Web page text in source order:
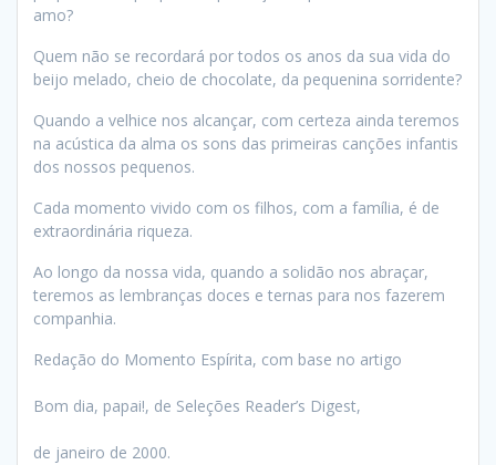
amo?
Quem não se recordará por todos os anos da sua vida do
beijo melado, cheio de chocolate, da pequenina sorridente?
Quando a velhice nos alcançar, com certeza ainda teremos
na acústica da alma os sons das primeiras canções infantis
dos nossos pequenos.
Cada momento vivido com os filhos, com a família, é de
extraordinária riqueza.
Ao longo da nossa vida, quando a solidão nos abraçar,
teremos as lembranças doces e ternas para nos fazerem
companhia.
Redação do Momento Espírita, com base no artigo
Bom dia, papai!, de Seleções Reader’s Digest,
de janeiro de 2000.